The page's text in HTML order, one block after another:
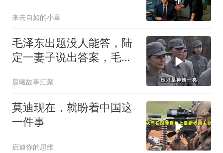
来去自如的小章
毛泽东出题没人能答，陆
定一妻子说出答案，毛主
晨曦故事汇聚
莫迪现在，就盼着中国这
一件事
启迪你的思维